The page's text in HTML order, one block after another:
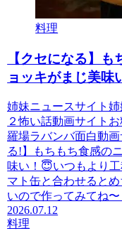
料理
【クセになる】も
ョッキがまじ美味
姉妹ニュースサイト
２怖い話動画サイト
羅場ラバンバ面白動
る!】もちもち食感の
味い！😇いつもより
マト缶と合わせると
いので作ってみてね〜
2026.07.12
料理